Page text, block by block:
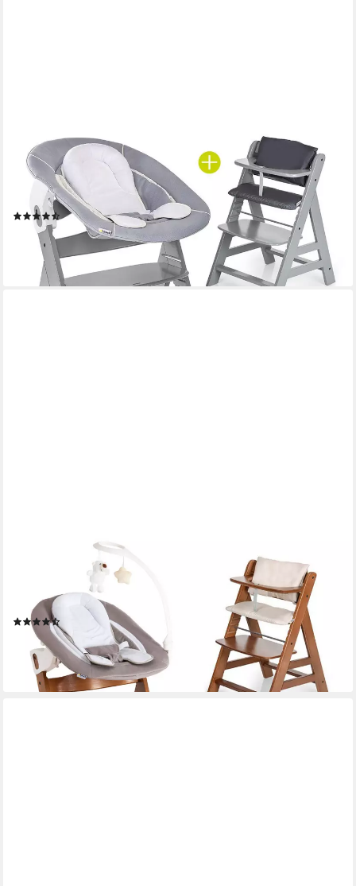
HAUCK
Hochstuhl Alpha Plus Grau - Newborn Set (Set, 4 St), Holz
Babyhochstuhl ab Geburt inkl. Neugeborenenaufsatz &
Sitzauflage
(17)
169,90 € UVP209,70 €
lieferbar - in 2-3 Werktagen bei dir
Hochstuhl Alpha Plus Walnut - Newborn Set Deluxe (Set, 4 St),
Holz Babystuhl ab Geburt inkl. Aufsatz für Neugeborene &
Sitzauflage
189,90 € UVP 219,70 €
-14%
lieferbar - in 2-3 Werktagen bei dir